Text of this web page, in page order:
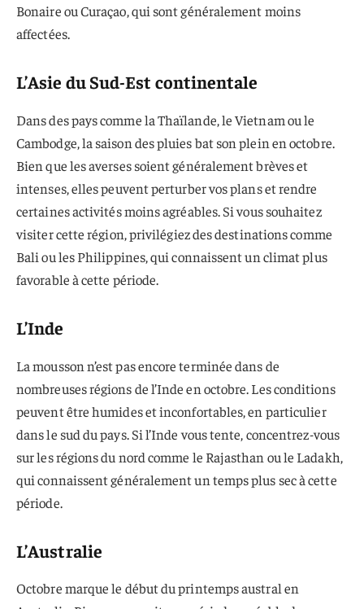
Bonaire ou Curaçao, qui sont généralement moins
affectées.
L’Asie du Sud-Est continentale
Dans des pays comme la Thaïlande, le Vietnam ou le
Cambodge, la saison des pluies bat son plein en octobre.
Bien que les averses soient généralement brèves et
intenses, elles peuvent perturber vos plans et rendre
certaines activités moins agréables. Si vous souhaitez
visiter cette région, privilégiez des destinations comme
Bali ou les Philippines, qui connaissent un climat plus
favorable à cette période.
L’Inde
La mousson n’est pas encore terminée dans de
nombreuses régions de l’Inde en octobre. Les conditions
peuvent être humides et inconfortables, en particulier
dans le sud du pays. Si l’Inde vous tente, concentrez-vous
sur les régions du nord comme le Rajasthan ou le Ladakh,
qui connaissent généralement un temps plus sec à cette
période.
L’Australie
Octobre marque le début du printemps austral en